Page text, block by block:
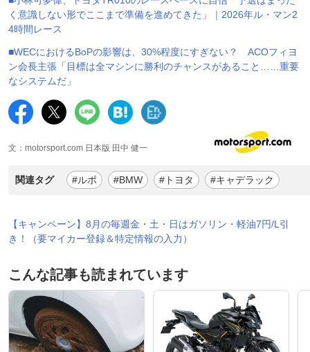
く意識しない形でここまで準備を進めてきた」｜2026年ル・マン2
4時間レース
■WECにおけるBoPの影響は、30%程度にすぎない？ ACOフィヨ
ン会長主張「目標は全マシンに勝利のチャンスがあること……重要
なシステムだ」
文：motorsport.com 日本版 田中 健一
関連タグ #ルポ #BMW #トヨタ #キャデラック
【キャンペーン】8月の毎週金・土・日はガソリン・軽油7円/L引
き！（要マイカー登録＆特定情報の入力）
こんな記事も読まれています